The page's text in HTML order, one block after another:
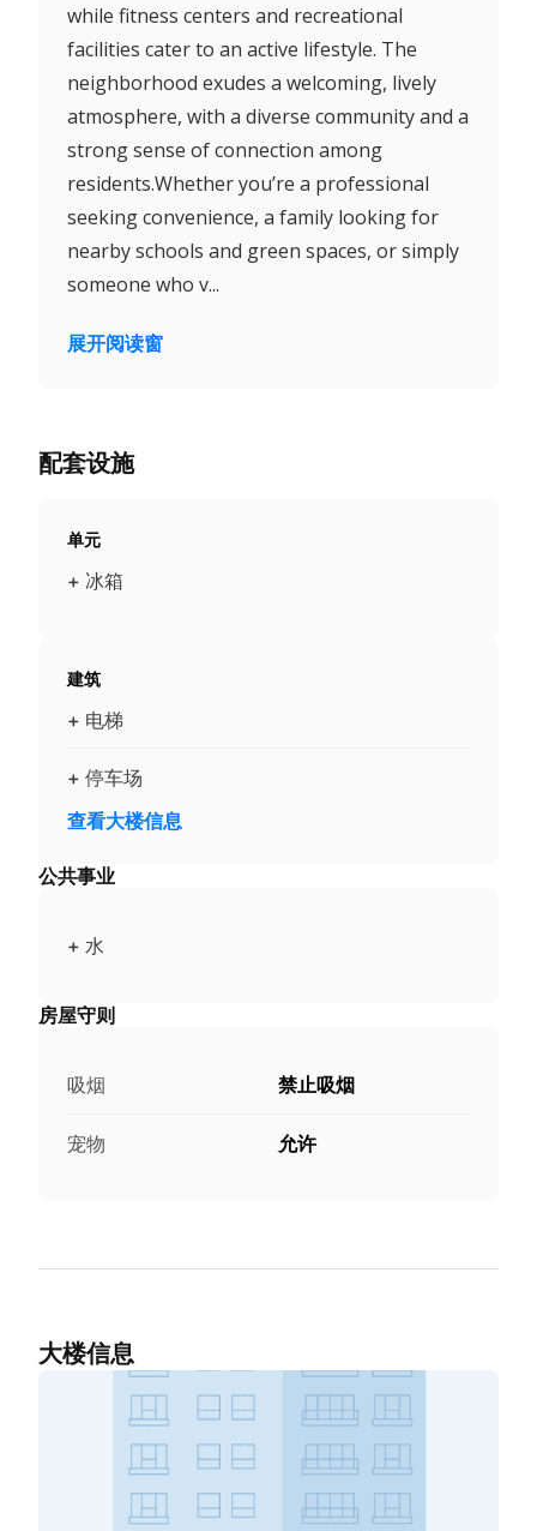
while fitness centers and recreational
facilities cater to an active lifestyle. The
neighborhood exudes a welcoming, lively
atmosphere, with a diverse community and a
strong sense of connection among
residents.Whether you’re a professional
seeking convenience, a family looking for
nearby schools and green spaces, or simply
someone who v...
展开阅读窗
配套设施
单元
+ 冰箱
建筑
+ 电梯
+ 停车场
查看大楼信息
公共事业
+ 水
房屋守则
吸烟 禁止吸烟
宠物 允许
大楼信息